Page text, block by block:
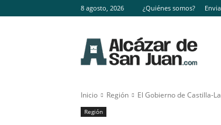
8 agosto, 2026 ¿Quiénes somos?
Inicio Región El Gobierno de Castilla-
Región